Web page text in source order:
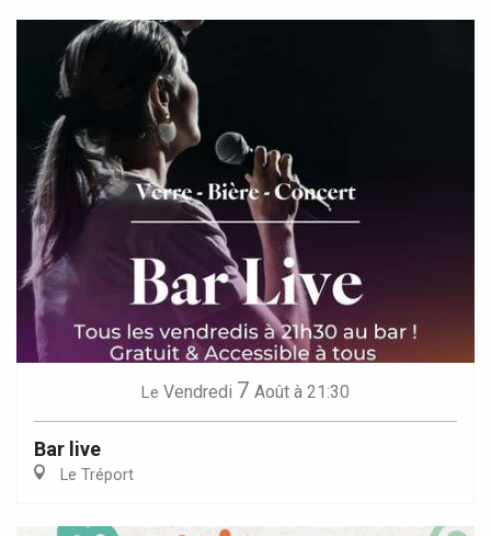
Le Vendredi 7 Août à 21:30
Bar live
Le Tréport